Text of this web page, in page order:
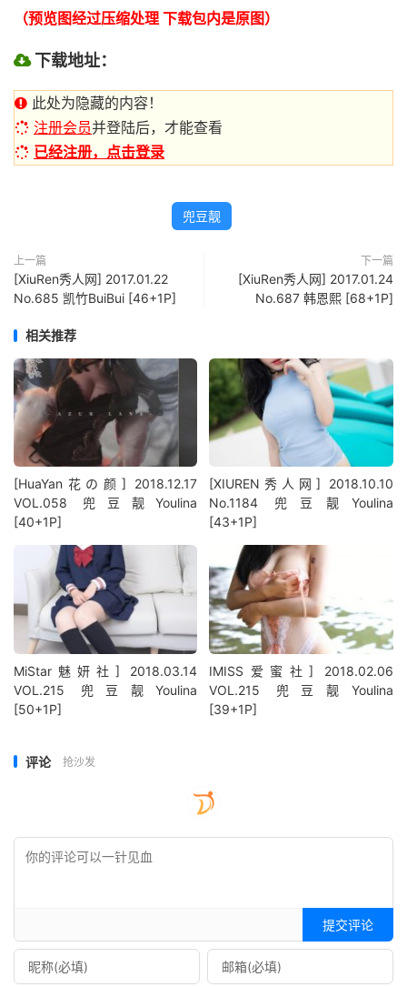
（预览图经过压缩处理 下载包内是原图）
下载地址：
此处为隐藏的内容！
注册会员并登陆后，才能查看
已经注册，点击登录
兜豆靓
上一篇
[XiuRen秀人网] 2017.01.22
No.685 凯竹BuiBui [46+1P]
下一篇
[XiuRen秀人网] 2017.01.24
No.687 韩恩熙 [68+1P]
相关推荐
[HuaYan花の颜] 2018.12.17
VOL.058 兜豆靓Youlina
[40+1P]
[XIUREN秀人网] 2018.10.10
No.1184 兜豆靓Youlina
[43+1P]
MiStar魅妍社] 2018.03.14
VOL.215 兜豆靓Youlina
[50+1P]
IMISS爱蜜社] 2018.02.06
VOL.215 兜豆靓Youlina
[39+1P]
评论 抢沙发
提交评论